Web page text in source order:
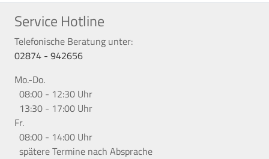
Service Hotline
Telefonische Beratung unter:
02874 - 942656
Mo.-Do.
08:00 - 12:30 Uhr
13:30 - 17:00 Uhr
Fr.
08:00 - 14:00 Uhr
spätere Termine nach Absprache